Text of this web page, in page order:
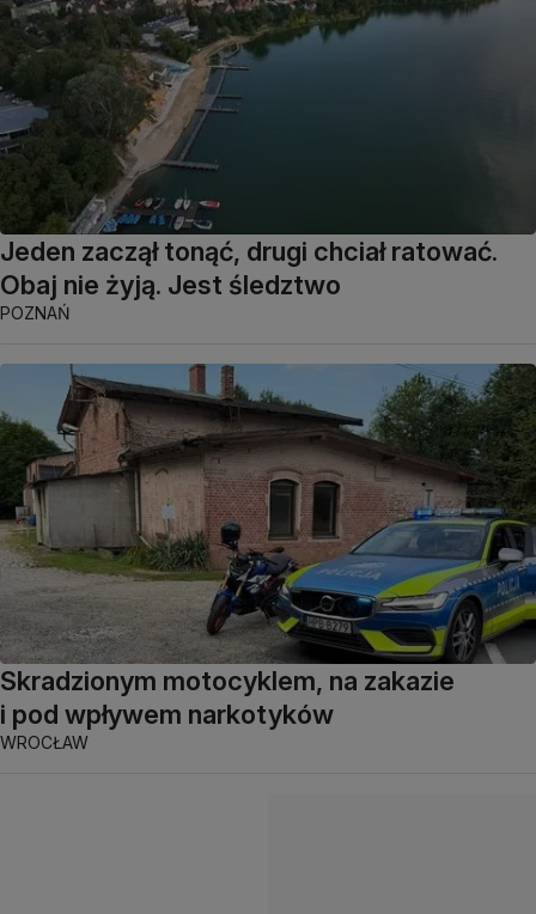
Jeden zaczął tonąć, drugi chciał ratować.
Obaj nie żyją. Jest śledztwo
POZNAŃ
Skradzionym motocyklem, na zakazie
i pod wpływem narkotyków
WROCŁAW